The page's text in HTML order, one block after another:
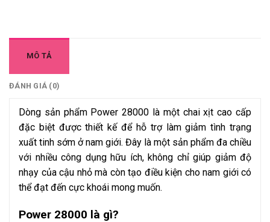
MÔ TẢ
ĐÁNH GIÁ (0)
Dòng sản phẩm Power 28000 là một chai xịt cao cấp
đặc biệt được thiết kế để hỗ trợ làm giảm tình trạng
xuất tinh sớm ở nam giới. Đây là một sản phẩm đa chiều
với nhiều công dụng hữu ích, không chỉ giúp giảm độ
nhạy của cậu nhỏ mà còn tạo điều kiện cho nam giới có
thể đạt đến cực khoái mong muốn.
Power 28000 là gì?